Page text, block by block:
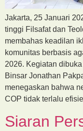
Jakarta, 25 Januari
tinggi Filsafat dan
membahas keadilan
komunitas berbasis
2026. Kegiatan
Binsar Jonathan
menegaskan bahwa
COP tidak terlalu
Siaran